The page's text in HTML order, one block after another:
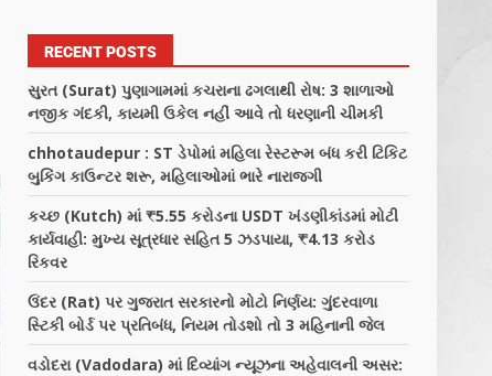
RECENT POSTS
સુરત (Surat) પુણાગામમાં કચરાના ઢગલાથી રોષ: 3 શાળાઓ
નજીક ગંદકી, કાયમી ઉકેલ નહીં આવે તો ધરણાની ચીમકી
chhotaudepur : ST ડેપોમાં મહિલા રેસ્ટરૂમ બંધ કરી ટિકિટ
બુકિંગ કાઉન્ટર શરૂ, મહિલાઓમાં ભારે નારાજગી
કચ્છ (Kutch) માં ₹5.55 કરોડના USDT ખંડણીકાંડમાં મોટી
કાર્યવાહી: મુખ્ય સૂત્રધાર સહિત 5 ઝડપાયા, ₹4.13 કરોડ
રિકવર
ઉંદર (Rat) પર ગુજરાત સરકારનો મોટો નિર્ણય: ગુંદરવાળા
સ્ટિકી બોર્ડ પર પ્રતિબંધ, નિયમ તોડશો તો 3 મહિનાની જેલ
વડોદરા (Vadodara) માં દિવ્યાંગ ન્યૂઝના અહેવાલની અસર: